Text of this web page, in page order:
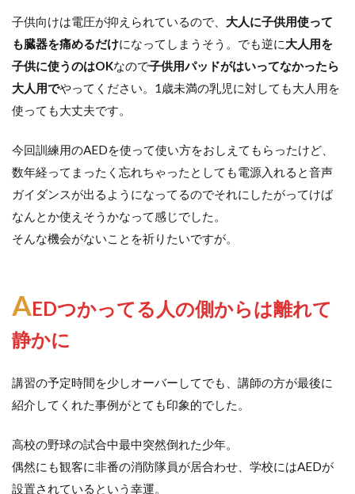
子供向けは電圧が抑えられているので、 大人に子供用使って
も臓器を痛めるだけになってしまうそう。でも逆に大人用を
子供に使うのはOKなので子供用パッドがはいってなかったら
大人用でやってください。1歳未満の乳児に対しても大人用を
使っても大丈夫です。
今回訓練用のAEDを使って使い方をおしえてもらったけど、
数年経ってまったく忘れちゃったとしても電源入れると音声
ガイダンスが出るようになってるのでそれにしたがってけば
なんとか使えそうかなって感じでした。
そんな機会がないことを祈りたいですが。
AEDつかってる人の側からは離れて
静かに
講習の予定時間を少しオーバーしてでも、講師の方が最後に
紹介してくれた事例がとても印象的でした。
高校の野球の試合中最中突然倒れた少年。
偶然にも観客に非番の消防隊員が居合わせ、学校にはAEDが
設置されているという幸運。